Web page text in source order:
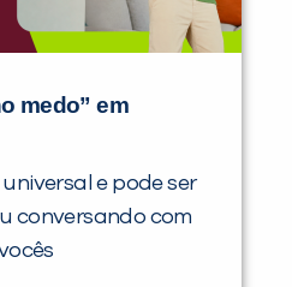
medo” em
e pode ser
conversando com